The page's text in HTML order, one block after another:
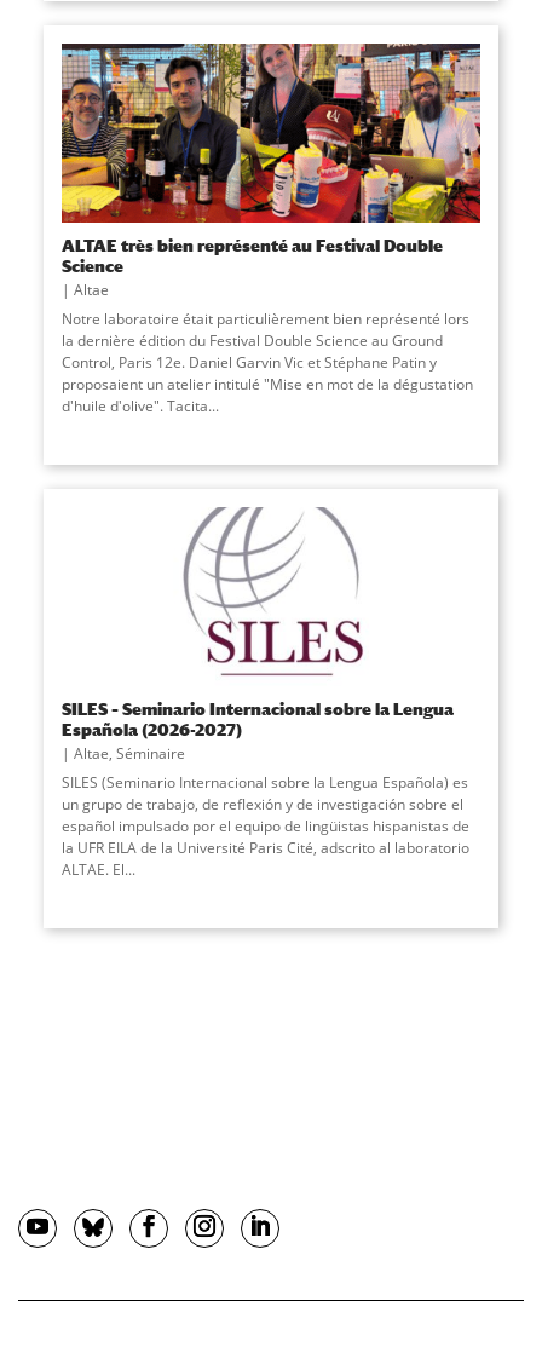
ALTAE très bien représenté au Festival Double
Science
Altae
Notre laboratoire était particulièrement bien représenté lors
la dernière édition du Festival Double Science au Ground
Control, Paris 12e. Daniel Garvin Vic et Stéphane Patin y
proposaient un atelier intitulé "Mise en mot de la dégustation
d'huile d'olive". Tacita...
SILES – Seminario Internacional sobre la Lengua
Española (2026-2027)
Altae, Séminaire
SILES (Seminario Internacional sobre la Lengua Española) es
un grupo de trabajo, de reflexión y de investigación sobre el
español impulsado por el equipo de lingüistas hispanistas de
la UFR EILA de la Université Paris Cité, adscrito al laboratorio
ALTAE. El...